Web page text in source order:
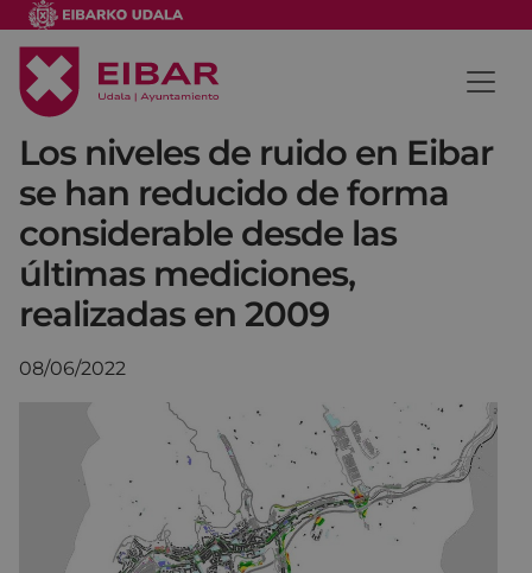
Los niveles de ruido en Eibar
se han reducido de forma
considerable desde las
últimas mediciones,
realizadas en 2009
08/06/2022